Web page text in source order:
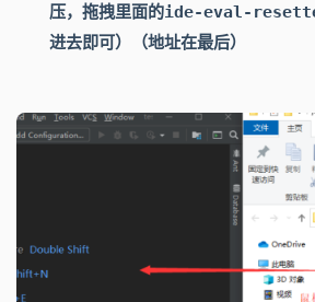
压，拖拽里面的ide-eval-
进去即可）
（地址在最后）